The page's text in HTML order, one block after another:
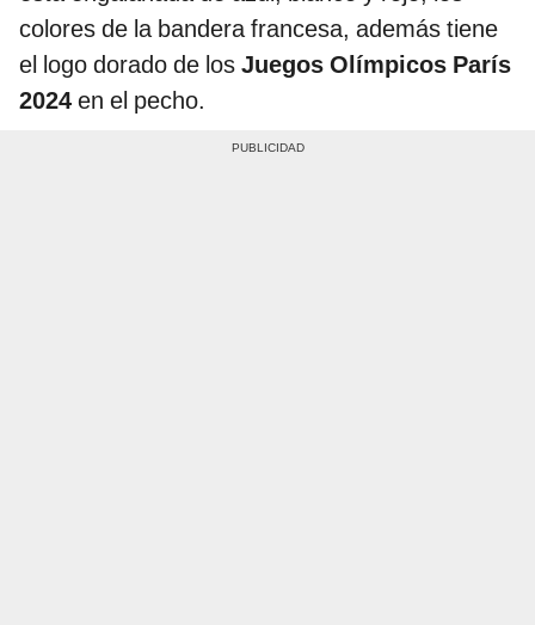
colores de la bandera francesa, además tiene
el logo dorado de los Juegos Olímpicos París
2024 en el pecho.